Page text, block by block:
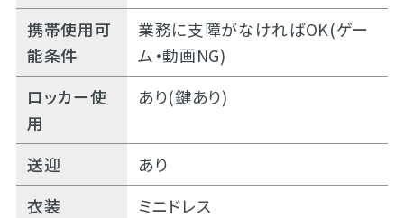
携帯使用可
能条件
業務に支障がなければOK(ゲー
ム・動画NG)
ロッカー使
用
あり(鍵あり)
送迎
あり
衣装
ミニドレス